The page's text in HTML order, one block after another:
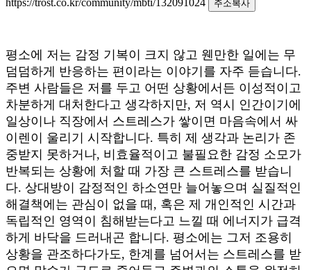
주소복사
평소에 저는 감정 기복이 크지 않고 웬만한 일에는 무
덤덤하게 반응하는 편이라는 이야기를 자주 듣습니다.
주변 사람들은 저를 두고 어떤 상황에서든 이성적이고
차분하게 대처한다고 생각하지만, 저 역시 인간이기에
일상이나 직장에서 스트레스가 쌓이면 마음속에서 싸
이렌이 울리기 시작합니다. 특히 제 생각과 논리가 존
중받지 못하거나, 비효율적이고 불필요한 감정 소모가
반복되는 상황에 처할 때 가장 큰 스트레스를 받습니
다. 상대방이 감정적인 하소연만 늘어놓으며 실질적인
해결책에는 관심이 없을 때, 혹은 제 개인적인 시간과
독립적인 영역이 침해받는다고 느낄 때 에너지가 급격
하게 바닥을 드러내곤 합니다. 평소에는 그저 조용히
상황을 관조하다가도, 한계를 넘어서는 스트레스를 받